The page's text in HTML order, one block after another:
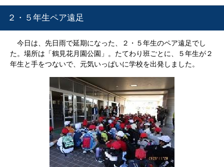
２・５年生ペア遠足
今日は、先日雨で延期になった、２・５年生のペア遠足でし
た。場所は「鶴見花月園公園」。たてわり班ごとに、５年生が２
年生と手をつないで、元気いっぱいに学校を出発しました。